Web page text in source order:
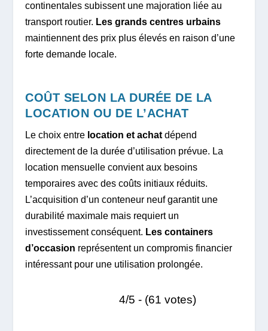
continentales subissent une majoration liée au
transport routier. Les grands centres urbains
maintiennent des prix plus élevés en raison d’une
forte demande locale.
COÛT SELON LA DURÉE DE LA
LOCATION OU DE L’ACHAT
Le choix entre location et achat dépend
directement de la durée d’utilisation prévue. La
location mensuelle convient aux besoins
temporaires avec des coûts initiaux réduits.
L’acquisition d’un conteneur neuf garantit une
durabilité maximale mais requiert un
investissement conséquent. Les containers
d’occasion représentent un compromis financier
intéressant pour une utilisation prolongée.
4/5 - (61 votes)